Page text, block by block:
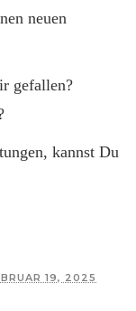
neuen
gefallen?
kannst Du
19, 2025